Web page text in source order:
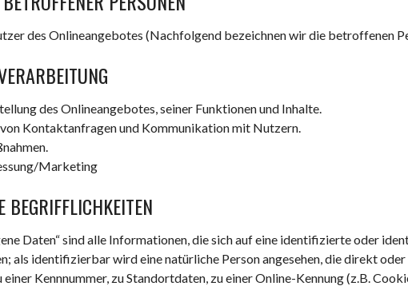
des Onlineangebotes (Nachfolgend bezeichnen wir die betroffenen
des Onlineangebotes, seiner Funktionen und Inhalte.
Kontaktanfragen und Kommunikation mit Nutzern.
Marketing
BEGRIFFLICHKEITEN
Daten“ sind alle Informationen, die sich auf eine identifizierte oder
als identifizierbar wird eine natürliche Person angesehen, die direkt
einer Kennnummer, zu Standortdaten, zu einer Online-Kennung (z.B.